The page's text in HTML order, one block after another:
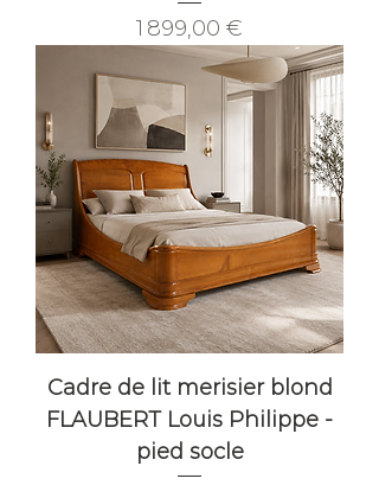
Prix
1 899,00 €
Cadre de lit merisier blond
FLAUBERT Louis Philippe -
pied socle